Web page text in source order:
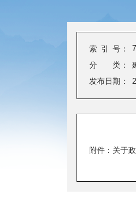
索 引 号：
分 类：
发布日期：
附件： 关于